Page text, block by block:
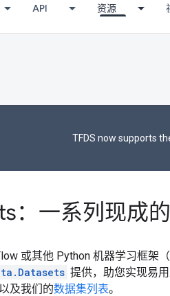
API 资源
TFDS now supports
：一系列现成的
或其他 Python 机器学习框架
提供，助您实现易
以及我们的数据集列表。